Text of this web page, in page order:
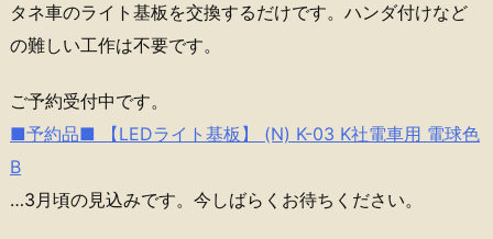
タネ車のライト基板を交換するだけです。ハンダ付けなど
の難しい工作は不要です。
ご予約受付中です。
■予約品■ 【LEDライト基板】 (N) K-03 K社電車用 電球色
B
…3月頃の見込みです。今しばらくお待ちください。